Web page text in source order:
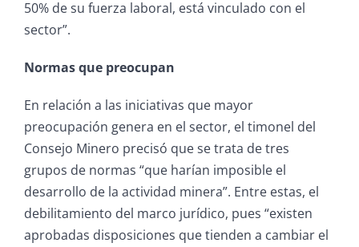
50% de su fuerza laboral, está vinculado con el
sector”.
Normas que preocupan
En relación a las iniciativas que mayor
preocupación genera en el sector, el timonel del
Consejo Minero precisó que se trata de tres
grupos de normas “que harían imposible el
desarrollo de la actividad minera”. Entre estas, el
debilitamiento del marco jurídico, pues “existen
aprobadas disposiciones que tienden a cambiar el